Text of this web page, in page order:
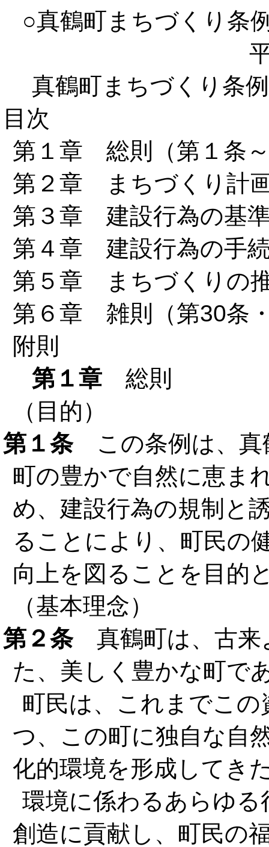
○真鶴町まちづくり条
真鶴町まちづくり条例
目次
第１章 総則（第１条
第２章 まちづくり計
第３章 建設行為の基
第４章 建設行為の手
第５章 まちづくりの
第６章 雑則（第30条
附則
第１章 総則
（目的）
第１条この条例は、真
町の豊かで自然に恵ま
め、建設行為の規制と
ることにより、町民の
向上を図ることを目的
（基本理念）
第２条真鶴町は、古来
た、美しく豊かな町で
町民は、これまでこ
つ、この町に独自な自
化的環境を形成してき
環境に係わるあらゆ
創造に貢献し、町民の